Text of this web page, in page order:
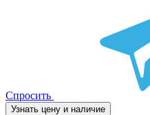
Спросить
Узнать цену и наличие